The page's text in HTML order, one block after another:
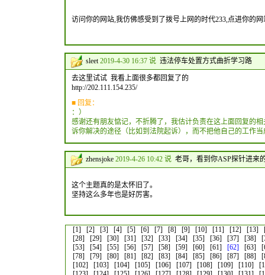
访问你的网站,我仿佛感受到了拨号上网的时代233,点进你的
sleet 2019-4-30 16:37 说 违法停车处置方式曲折学习路
去这里试试 我看上面很多都回复了的
http://202.111.154.235/
■ 回复：
：）
感谢还有朋友惦记，不折腾了，我估计负责在这上面回复的
诉你解决的途径（比如到法院起诉），而不把他自己的工作
zhensjoke 2019-4-26 10:42 说 老哥，看到你ASP探针进来
这个主题真的是太怀旧了。
坚持这么多年也是好厉害。
[1] [2] [3] [4] [5] [6] [7] [8] [9] [10] [11] [12] [13]
[28]
[29] [30] [31] [32] [33] [34] [35] [36] [37] [38]
[53]
[54] [55] [56] [57] [58] [59] [60] [61] [62] [63]
[78]
[79] [80] [81] [82] [83] [84] [85] [86] [87] [88]
[102]
[103] [104] [105] [106] [107] [108] [109] [110]